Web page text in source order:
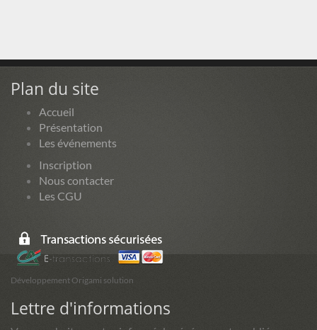
Plan du site
Accueil
Présentation
Les événements
Inscription
Nous contacter
Les CGU
Développement Origami solution
Lettre d'informations